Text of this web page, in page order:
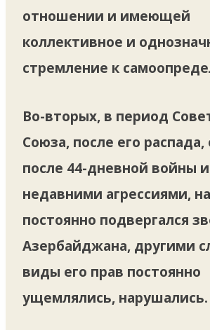
отношении и имеющей
коллективное и
стремление к
Во-вторых, в период
Союза, после его распада,
после 44-дневной войны
недавними агрессиями,
постоянно подвергался
Азербайджана, другими
виды его прав постоянно
ущемлялись, нарушались.